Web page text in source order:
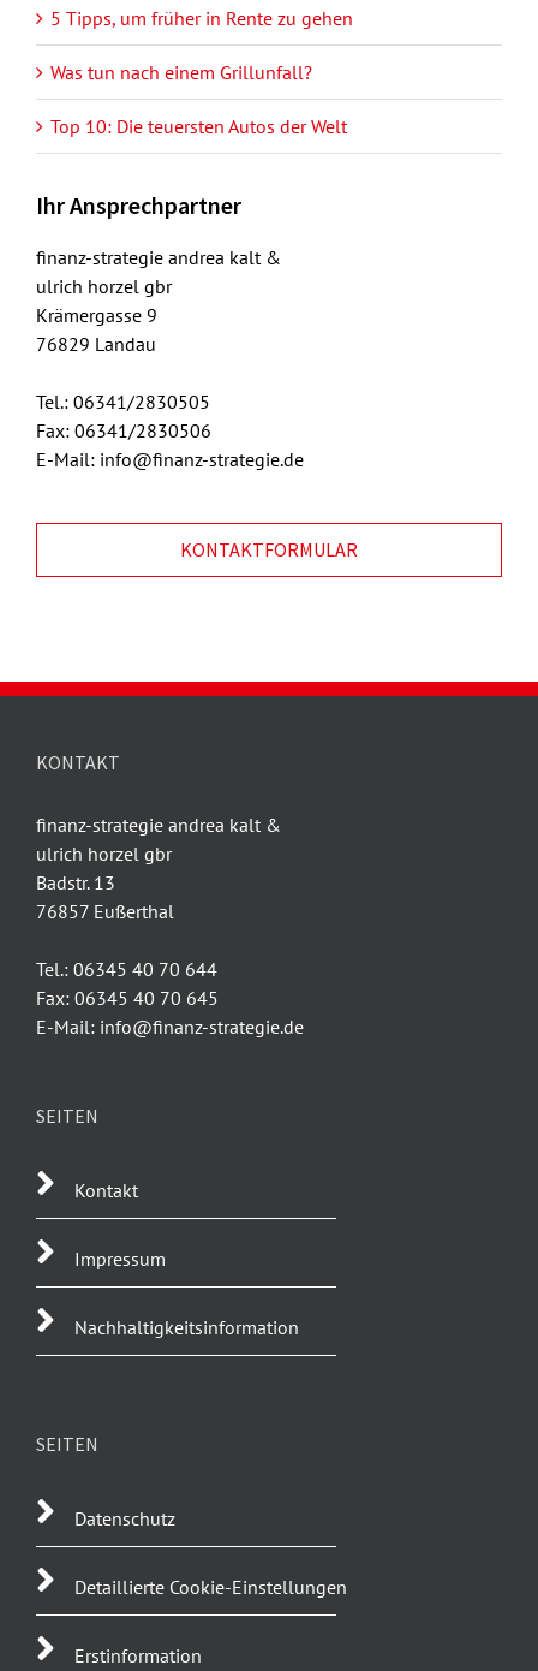
5 Tipps, um früher in Rente zu gehen
Was tun nach einem Grillunfall?
Top 10: Die teuersten Autos der Welt
Ihr Ansprechpartner
finanz-strategie andrea kalt &
ulrich horzel gbr
Krämergasse 9
76829 Landau
Tel.: 06341/2830505
Fax: 06341/2830506
E-Mail: info@finanz-strategie.de
KONTAKTFORMULAR
KONTAKT
finanz-strategie andrea kalt &
ulrich horzel gbr
Badstr. 13
76857 Eußerthal
Tel.: 06345 40 70 644
Fax: 06345 40 70 645
E-Mail: info@finanz-strategie.de
SEITEN
Kontakt
Impressum
Nachhaltigkeitsinformation
SEITEN
Datenschutz
Detaillierte Cookie-Einstellungen
Erstinformation